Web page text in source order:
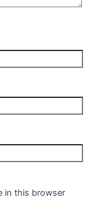
in this browser